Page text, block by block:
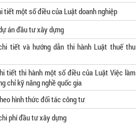
tiết một số điều của Luật doanh nghiệp
án đầu tư xây dựng
tiết và hướng dẫn thi hành Luật thuế thu
tiết thi hành một số điều của Luật Việc làm
chỉ kỹ năng nghề quốc gia
hình thức đối tác công tư
phí đầu tư xây dựng